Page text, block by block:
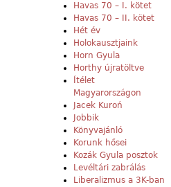
Havas 70 – I. kötet
Havas 70 – II. kötet
Hét év
Holokausztjaink
Horn Gyula
Horthy újratöltve
Ítélet
Magyarországon
Jacek Kuroń
Jobbik
Könyvajánló
Korunk hősei
Kozák Gyula posztok
Levéltári zabrálás
Liberalizmus a 3K-ban